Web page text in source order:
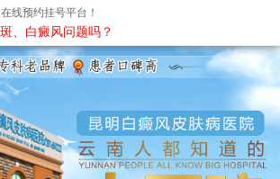
昆明白癜风医院
线预约挂号平台！
、白癜风问题吗？